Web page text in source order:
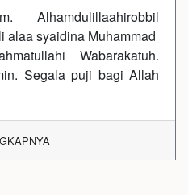
Alhamdulillaahirobbil
alaa syaidina Muhammad
Wabarakatuh.
Segala puji bagi Allah